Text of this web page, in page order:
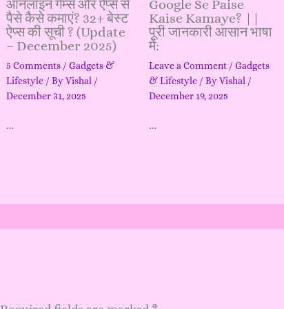
ऑनलाइन गेम्स और ऐप्स से
पैसे कैसे कमाएं? 32+ बेस्ट
ऐप्स की सूची ? (Update
– December 2025)
5 Comments / Gadgets &
Lifestyle/ ByVishal /
December 31, 2025
…
Google Se Paise
Kaise Kamaye? ||
पूरी जानकारी आसान भाषा
में:
Leave a Comment /Gadgets
& Lifestyle / ByVishal /
December 19, 2025
…